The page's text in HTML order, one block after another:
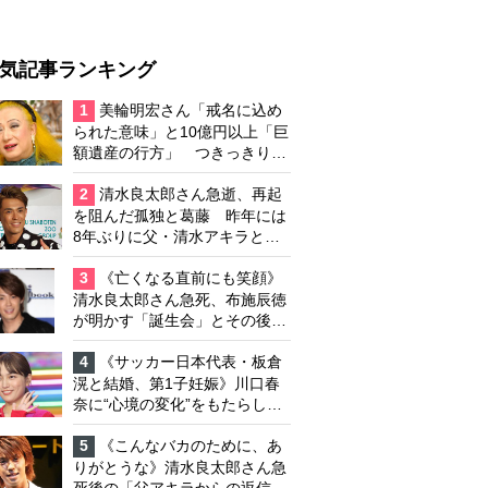
記事ランキング
1
美輪明宏さん「戒名に込め
られた意味」と10億円以上「巨
額遺産の行方」 つきっきりで
私生活をサポートしていた元俳
優が相続か
2
清水良太郎さん急逝、再起
を阻んだ孤独と葛藤 昨年には
8年ぶりに父・清水アキラと共
演、本格的な活動再開に向かっ
ていたが…周囲が懸念していた
「不安定なところ」
3
《亡くなる直前にも笑顔》
清水良太郎さん急死、布施辰徳
が明かす「誕生会」とその後の
メッセージ
4
《サッカー日本代表・板倉
滉と結婚、第1子妊娠》川口春
奈に“心境の変化”をもたらした
主演映画『ママせか』 身を削
って「がんに蝕まれる母」を演
じた壮絶な撮影現場
5
《こんなバカのために、あ
りがとうな》清水良太郎さん急